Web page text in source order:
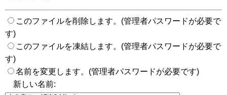
このファイルを削除します。(管理者パスワードが必要で
す)
このファイルを凍結します。(管理者パスワードが必要で
す)
名前を変更します。(管理者パスワードが必要です)
新しい名前: